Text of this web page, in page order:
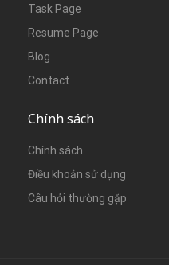
Task Page
Resume Page
Blog
Contact
Chính sách
Chính sách
Điều khoản sử dụng
Câu hỏi thường gặp